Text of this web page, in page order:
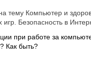
тему Компьютер и
Безопасность в
при работе за
Как быть?